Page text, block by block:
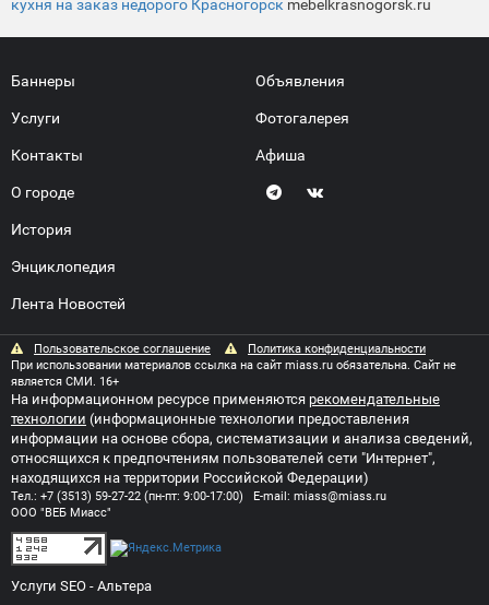
кухня на заказ недорого Красногорск mebelkrasnogorsk.ru
Баннеры
Услуги
Контакты
О городе
История
Энциклопедия
Лента Новостей
Объявления
Фотогалерея
Афиша
Пользовательское соглашение
Политика конфиденциальности
При использовании материалов ссылка на сайт miass.ru обязательна. Сайт не
является СМИ. 16+
На информационном ресурсе применяются рекомендательные
технологии (информационные технологии предоставления
информации на основе сбора, систематизации и анализа сведений,
относящихся к предпочтениям пользователей сети "Интернет",
находящихся на территории Российской Федерации)
Тел.: +7 (3513) 59-27-22 (пн-пт: 9:00-17:00) E-mail: miass@miass.ru
ООО "ВЕБ Миасс"
Услуги SEO - Альтера